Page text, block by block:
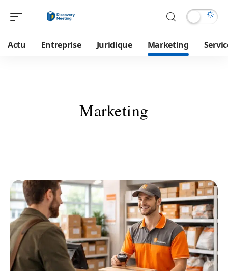
Actu Entreprise Juridique Marketing
Marketing